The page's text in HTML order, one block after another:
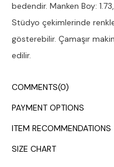
bedendir. Manken Boy:
Stüdyo çekimlerinde
gösterebilir. Çamaşır
edilir.
COMMENTS(0)
PAYMENT OPTIONS
ITEM RECOMMENDATIONS
SIZE CHART